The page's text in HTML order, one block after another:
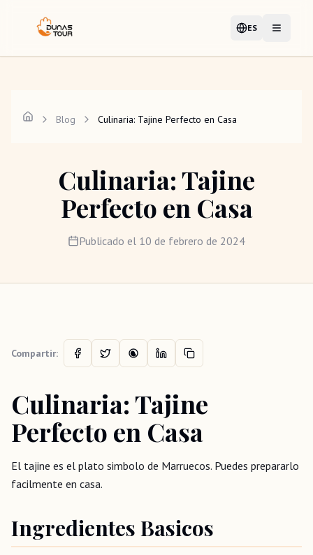
ES
IdiomaAbrir
Blog Culinaria: Tajine Perfecto en Casa
Culinaria: Tajine
Perfecto en Casa
Publicado el 10 de febrero de 2024
Compartir:
Culinaria: Tajine
Perfecto en Casa
El tajine es el plato simbolo de Marruecos. Puedes prepararlo
facilmente en casa.
Ingredientes Basicos